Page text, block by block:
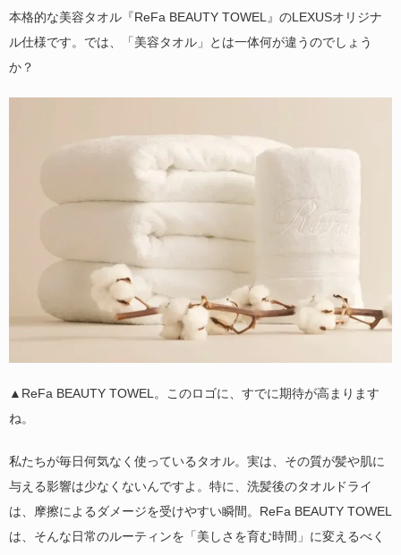
本格的な美容タオル『ReFa BEAUTY TOWEL』のLEXUSオリジナ
ル仕様です。では、「美容タオル」とは一体何が違うのでしょう
か？
▲ReFa BEAUTY TOWEL。このロゴに、すでに期待が高まります
ね。
私たちが毎日何気なく使っているタオル。実は、その質が髪や肌に
与える影響は少なくないんですよ。特に、洗髪後のタオルドライ
は、摩擦によるダメージを受けやすい瞬間。ReFa BEAUTY TOWEL
は、そんな日常のルーティンを「美しさを育む時間」に変えるべく